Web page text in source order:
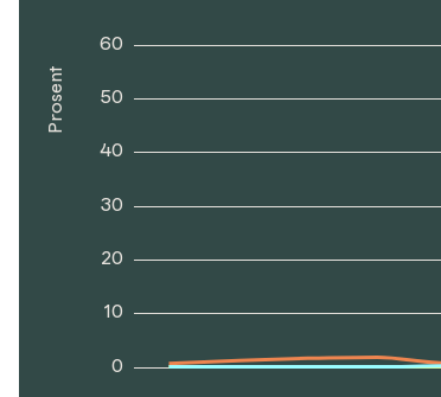
Prosent
0
10
20
30
40
50
60